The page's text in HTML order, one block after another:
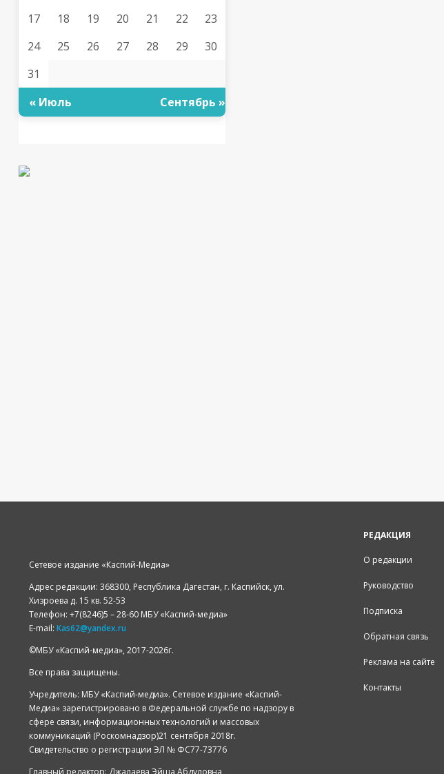
17
18 19 20 21 22
23
24
25 26 27 28 29
30
31
« Июль
Сентябрь »
Сетевое издание «Каспий-Медиа»
Адрес редакции: 368300, Республика Дагестан, г. Каспийск, ул.
Хизроева д. 15 кв. 52-53
Телефон: +7(8246)5 – 28-60 МБУ «Каспий-медиа»
E-mail: Kas62@yandex.ru
©️МБУ «Каспий-медиа», 2017-2026г.
Все права защищены.
Учредитель: МБУ «Каспий-медиа». Сетевое издание «Каспий-
Медиа» зарегистрировано в Федеральной службе по надзору в
сфере связи, информационных технологий и массовых
коммуникаций (Роскомнадзор)21 сентября 2018г.
Свидетельство о регистрации ЭЛ № ФС77-73776
Главный редактор: Джалаева Эйша Абдуловна
РЕДАКЦИЯ
О редакции
Руководство
Подписка
Обратная связь
Реклама на сайте
Контакты